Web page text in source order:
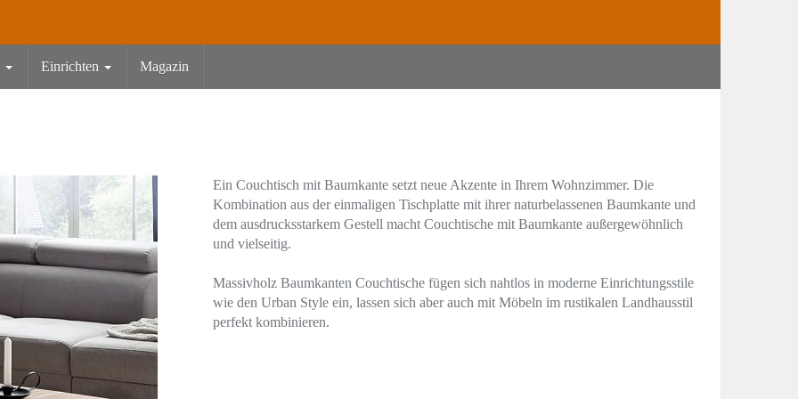
Einrichten Magazin
Ein Couchtisch mit Baumkante setzt neue Akzente in Ihrem Wohnzimmer. Die
Kombination aus der einmaligen Tischplatte mit ihrer naturbelassenen Baumkante und
dem ausdrucksstarkem Gestell macht Couchtische mit Baumkante außergewöhnlich
und vielseitig.
Massivholz Baumkanten Couchtische fügen sich nahtlos in moderne Einrichtungsstile
wie den Urban Style ein, lassen sich aber auch mit Möbeln im rustikalen Landhausstil
perfekt kombinieren.